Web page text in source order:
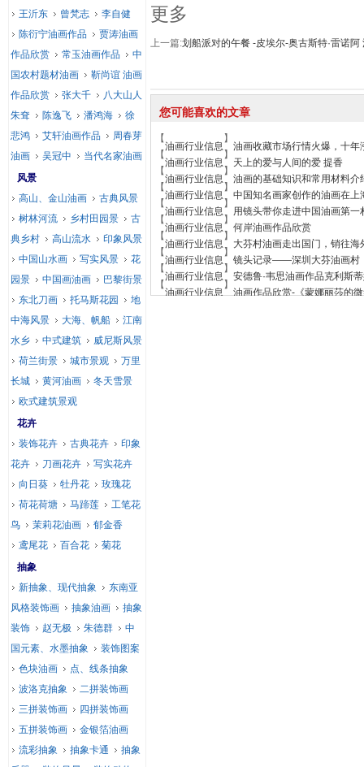
更多
上一篇:划船派对的午餐 -皮埃尔-奥古斯特·雷诺阿
您可能喜欢的文章
【油画行业信息 】 油画收藏市场行情火爆，十年
【油画行业信息 】 天上的爱与人间的爱 提香
【油画行业信息 】 油画的基础知识和常用材料介
【油画行业信息 】 中国知名画家创作的油画在上
【油画行业信息 】 用镜头带你走进中国油画第一
【油画行业信息 】 何岸油画作品欣赏
【油画行业信息 】 大芬村油画走出国门，销往海
【油画行业信息 】 镜头记录——深圳大芬油画村
【油画行业信息 】 安德鲁·韦思油画作品克利斯
【油画行业信息】 油画作品欣赏-《蒙娜丽莎的
王沂东
曾梵志
李自健
陈衍宁油画作品
贾涛油画
作品欣赏
常玉油画作品
中
国农村题材油画
靳尚谊 油画
作品欣赏
张大千
八大山人
朱耷
陈逸飞 潘鸿海
徐
悲鸿
艾轩油画作品
周春芽
油画
吴冠中
当代名家油画
风景
高山、金山油画
古典风景
树林河流
乡村田园景
古
典乡村
高山流水
印象风景
中国山水画
写实风景
花
园景
中国画油画
巴黎街景
东北刀画
托马斯花园
地
中海风景
大海、帆船
江南
水乡
中式建筑
威尼斯风景
荷兰街景
城市景观
万里
长城
黄河油画
冬天雪景
欧式建筑景观
花卉
装饰花卉
古典花卉
印象
花卉
刀画花卉
写实花卉
向日葵
牡丹花
玫瑰花
荷花荷塘
马蹄莲
工笔花
鸟
茉莉花油画
郁金香
鸢尾花
百合花
菊花
抽象
新抽象、现代抽象
东南亚
风格装饰画
抽象油画
抽象
装饰
赵无极 朱德群
中
国元素、水墨抽象
装饰图案
色块油画
点、线条抽象
波洛克抽象
二拼装饰画
三拼装饰画
四拼装饰画
五拼装饰画
金银箔油画
流彩抽象
抽象卡通
抽象